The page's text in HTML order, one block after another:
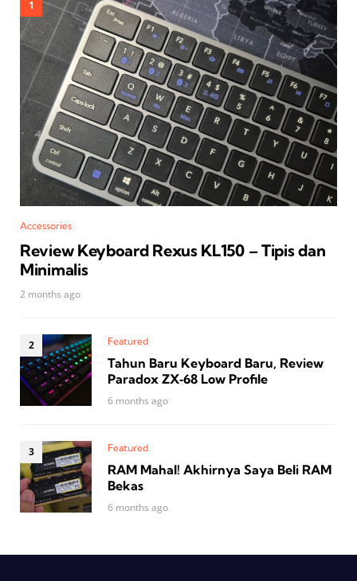
Accessories
Review Keyboard Rexus KL150 – Tipis dan
Minimalis
2 months ago
Featured
Tahun Baru Keyboard Baru, Review
Paradox ZX‑68 Low Profile
6 months ago
Featured
RAM Mahal! Akhirnya Saya Beli RAM
Bekas
6 months ago